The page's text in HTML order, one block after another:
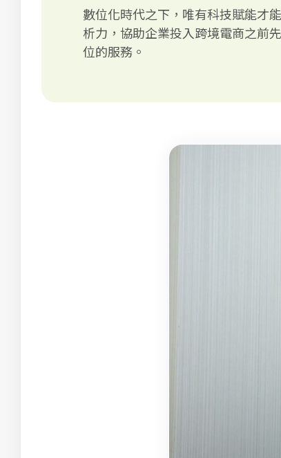
數位化時代之下，唯有科技賦能才
析力，協助企業投入跨境電商之前
位的服務。